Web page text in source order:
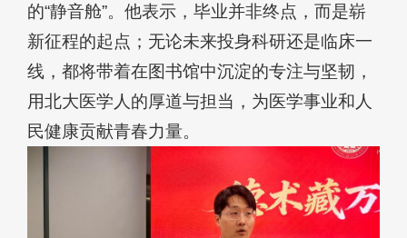
的“静音舱”。他表示，毕业并非终点，而是崭
新征程的起点；无论未来投身科研还是临床一
线，都将带着在图书馆中沉淀的专注与坚韧，
用北大医学人的厚道与担当，为医学事业和人
民健康贡献青春力量。